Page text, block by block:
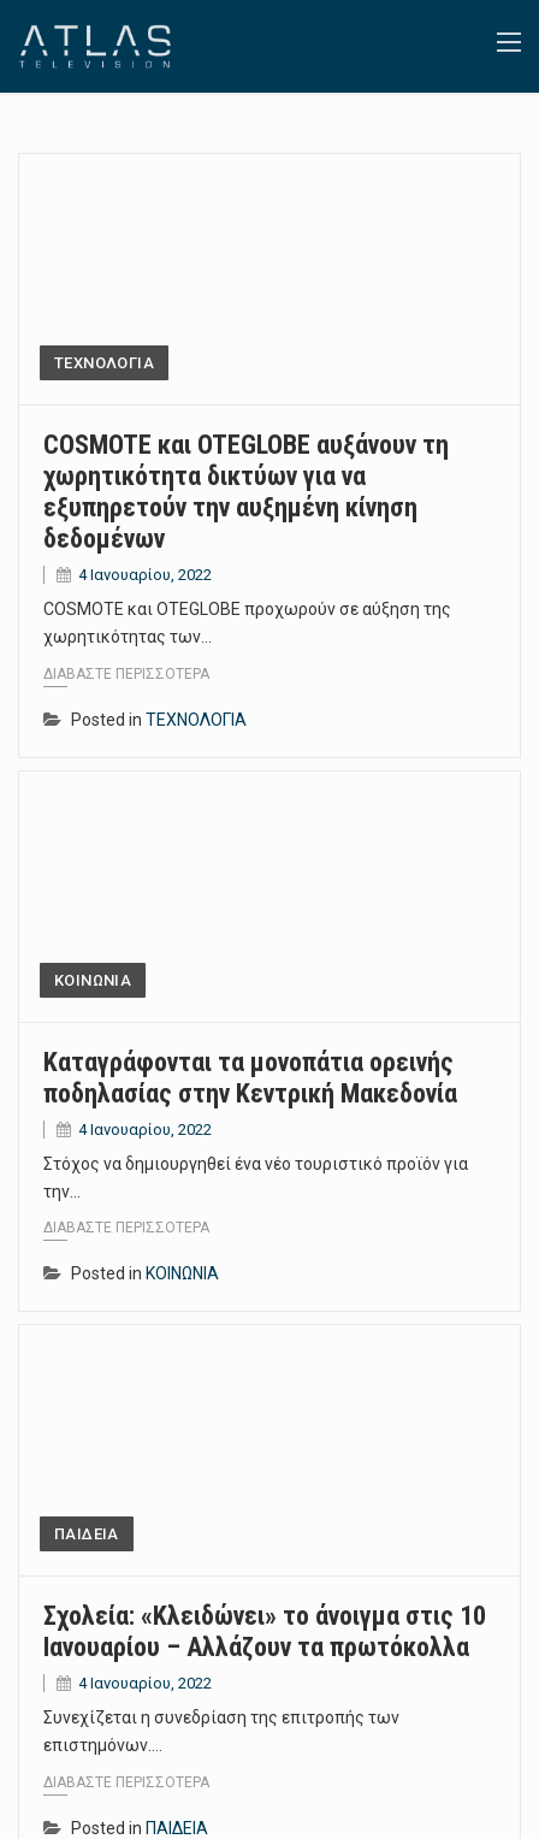
ΤΕΧΝΟΛΟΓΙΑ
COSMOTE και OTEGLOBE αυξάνουν τη
χωρητικότητα δικτύων για να
εξυπηρετούν την αυξημένη κίνηση
δεδομένων
4 Ιανουαρίου, 2022
COSMOTE και OTEGLOBE προχωρούν σε αύξηση της
χωρητικότητας των…
ΔΙΑΒΆΣΤΕ ΠΕΡΙΣΣΌΤΕΡΑ
Posted in ΤΕΧΝΟΛΟΓΙΑ
ΚΟΙΝΩΝΙΑ
Καταγράφονται τα μονοπάτια ορεινής
ποδηλασίας στην Κεντρική Μακεδονία
4 Ιανουαρίου, 2022
Στόχος να δημιουργηθεί ένα νέο τουριστικό προϊόν για
την…
ΔΙΑΒΆΣΤΕ ΠΕΡΙΣΣΌΤΕΡΑ
Posted in ΚΟΙΝΩΝΙΑ
ΠΑΙΔΕΙΑ
Σχολεία: «Κλειδώνει» το άνοιγμα στις 10
Ιανουαρίου – Αλλάζουν τα πρωτόκολλα
4 Ιανουαρίου, 2022
Συνεχίζεται η συνεδρίαση της επιτροπής των
επιστημόνων.…
ΔΙΑΒΆΣΤΕ ΠΕΡΙΣΣΌΤΕΡΑ
Posted in ΠΑΙΔΕΙΑ